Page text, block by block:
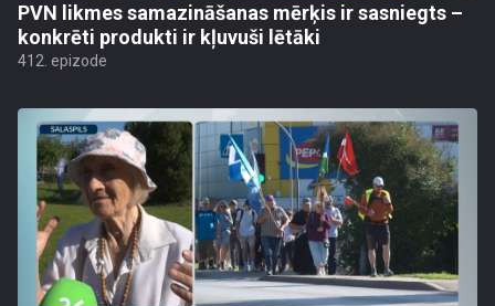
PVN likmes samazināšanas mērķis ir sasniegts –
konkrēti produkti ir kļuvuši lētāki
412. epizode